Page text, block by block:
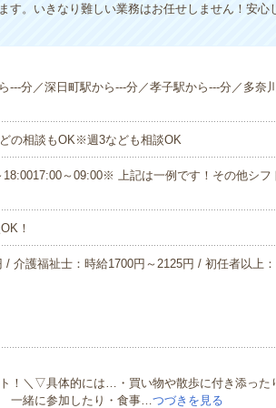
す。いきなり難しい業務はお任せしません！安心
---分／深日町駅から---分／孝子駅から---分／多奈
の相談もOK※週3なども相談OK
18:0017:00～09:00※ 上記は一例です！その他シフ
！
/ 介護福祉士：時給1700円～2125円 / 初任者以上
！＼▽具体的には…・買い物や散歩に付き添った
一緒に参加したり・食事…つづきを見る